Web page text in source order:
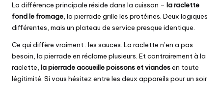
La différence principale réside dans la cuisson – la raclette
fond le fromage, la pierrade grille les protéines. Deux logiques
différentes, mais un plateau de service presque identique.
Ce qui diffère vraiment : les sauces. La raclette n’en a pas
besoin, la pierrade en réclame plusieurs. Et contrairement à la
raclette, la pierrade accueille poissons et viandesen toute
légitimité. Si vous hésitez entre les deux appareils pour un soir